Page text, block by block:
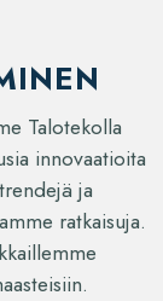
Talotekolla
innovaatioita
ja
ratkaisuja.